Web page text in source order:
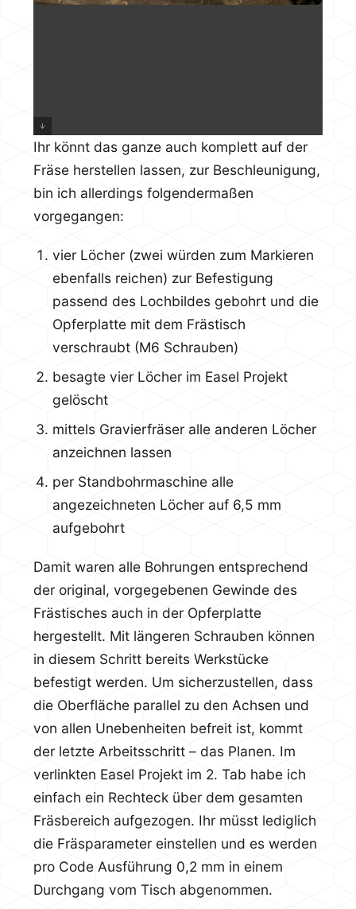
Ihr könnt das ganze auch komplett auf der
Fräse herstellen lassen, zur Beschleunigung,
bin ich allerdings folgendermaßen
vorgegangen:
vier Löcher (zwei würden zum Markieren
ebenfalls reichen) zur Befestigung
passend des Lochbildes gebohrt und die
Opferplatte mit dem Frästisch
verschraubt (M6 Schrauben)
besagte vier Löcher im Easel Projekt
gelöscht
mittels Gravierfräser alle anderen Löcher
anzeichnen lassen
per Standbohrmaschine alle
angezeichneten Löcher auf 6,5 mm
aufgebohrt
Damit waren alle Bohrungen entsprechend
der original, vorgegebenen Gewinde des
Frästisches auch in der Opferplatte
hergestellt. Mit längeren Schrauben können
in diesem Schritt bereits Werkstücke
befestigt werden. Um sicherzustellen, dass
die Oberfläche parallel zu den Achsen und
von allen Unebenheiten befreit ist, kommt
der letzte Arbeitsschritt – das Planen. Im
verlinkten Easel Projekt im 2. Tab habe ich
einfach ein Rechteck über dem gesamten
Fräsbereich aufgezogen. Ihr müsst lediglich
die Fräsparameter einstellen und es werden
pro Code Ausführung 0,2 mm in einem
Durchgang vom Tisch abgenommen.